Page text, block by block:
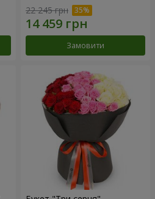
22 245 грн
Замовити